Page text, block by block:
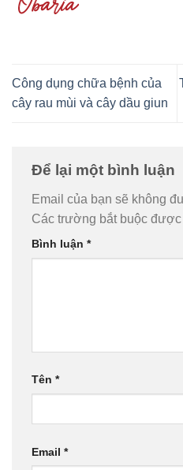
Công dụng chữa bệnh của
cây rau mùi và cây dầu giun
Để lại một bình luận
Email của bạn sẽ không
Các trường bắt buộc được
Bình luận *
Tên *
Email *